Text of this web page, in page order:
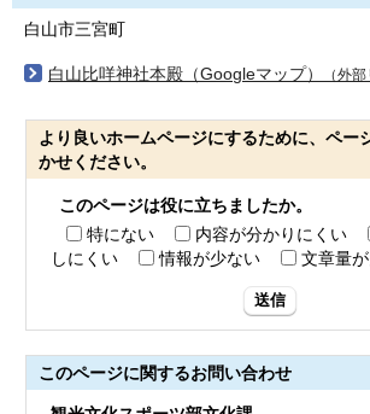
白山市三宮町
白山比咩神社本殿（Googleマップ） （外
より良いホームページにするために、ペー
かせください。
このページは役に立ちましたか。
特にない
内容が分かりにくい
しにくい
情報が少ない 文章量
送信
このページに関するお問い合わせ